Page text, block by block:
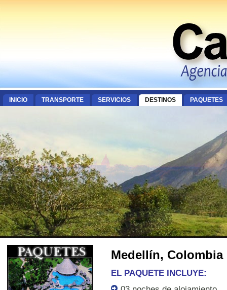
INICIO TRANSPORTE SERVICIOS DESTINOS PAQUETES
Medellín, Colombia
EL PAQUETE INCLUYE: